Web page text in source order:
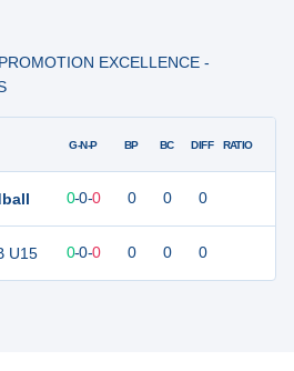
EXCELLENCE -
U15
G-N-P BP BC DIFF RATIO
0-0-0 0 0 0
0 0-0-0 0 0 0